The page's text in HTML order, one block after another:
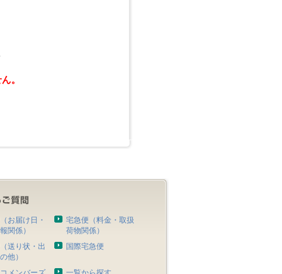
。
お届け日・
関係）
宅急便（料金・取扱
荷物関係）
送り状・出
他）
国際宅急便